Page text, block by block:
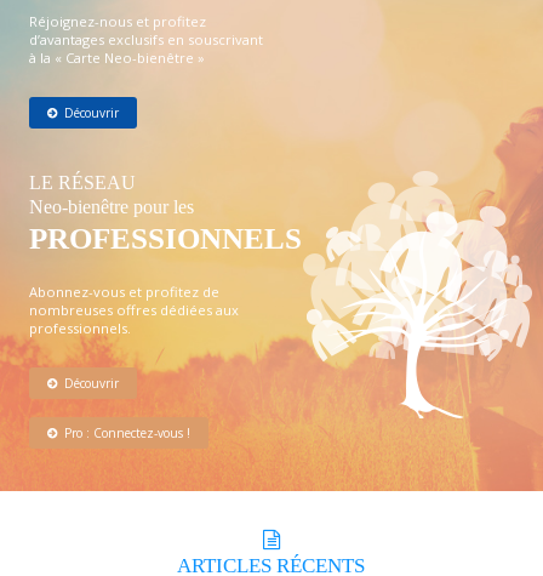
Réjoignez-nous et profitez
d’avantages exclusifs en souscrivant
à la « Carte Neo-bienêtre »
Découvrir
LE RÉSEAU
Neo-bienêtre pour les
PROFESSIONNELS
Abonnez-vous et profitez de
nombreuses offres dédiées aux
professionnels.
Découvrir
Pro : Connectez-vous !
ARTICLES RÉCENTS